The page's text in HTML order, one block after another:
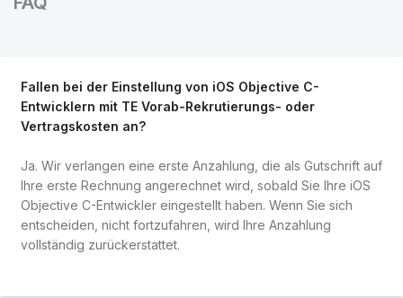
Fallen bei der Einstellung von iOS Objective C-
Entwicklern mit TE Vorab-Rekrutierungs- oder
Vertragskosten an?
Ja. Wir verlangen eine erste Anzahlung, die als Gutschrift auf
Ihre erste Rechnung angerechnet wird, sobald Sie Ihre iOS
Objective C-Entwickler eingestellt haben. Wenn Sie sich
entscheiden, nicht fortzufahren, wird Ihre Anzahlung
vollständig zurückerstattet.